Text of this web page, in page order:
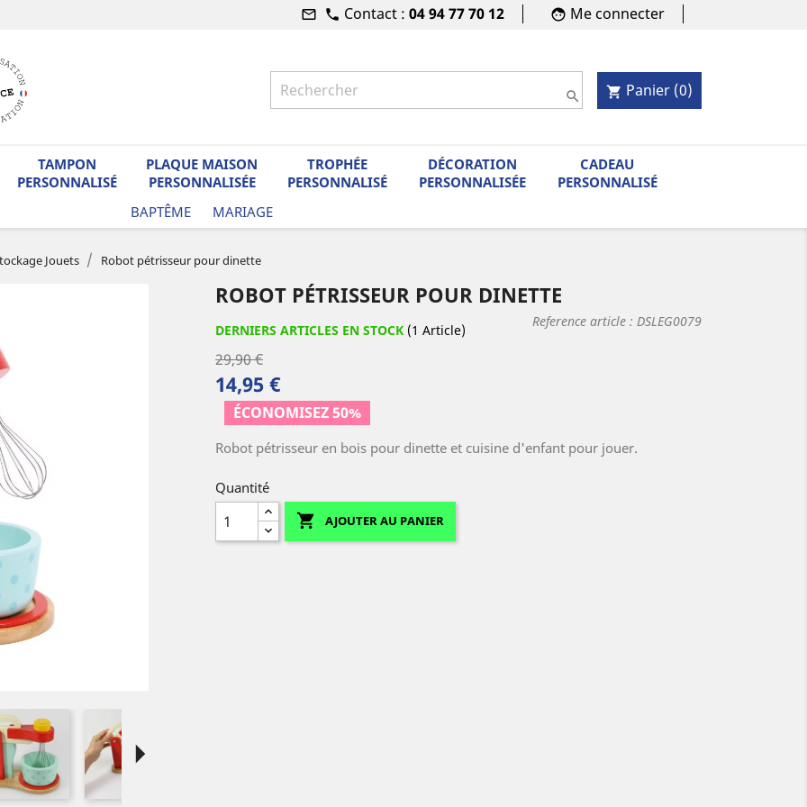
mail_outline phone Contact : 04 94 77 70 12 face Me connecter
 shopping_cart Panier (0)
TAMPON
PERSONNALISÉ
PLAQUE MAISON
PERSONNALISÉE
TROPHÉE
PERSONNALISÉ
DÉCORATION
PERSONNALISÉE
CADEAU
PERSONNALISÉ
BAPTÊME
MARIAGE
Jouets Robot pétrisseur pour dinette
arrow_right
ROBOT PÉTRISSEUR POUR DINETTE
DERNIERS ARTICLES EN STOCK (1 Article)
Reference article : DSLEG0079
29,90 €
14,95 €
ÉCONOMISEZ 50%
Robot pétrisseur en bois pour dinette et cuisine d'enfant pour jouer.
Quantité
 AJOUTER AU PANIER